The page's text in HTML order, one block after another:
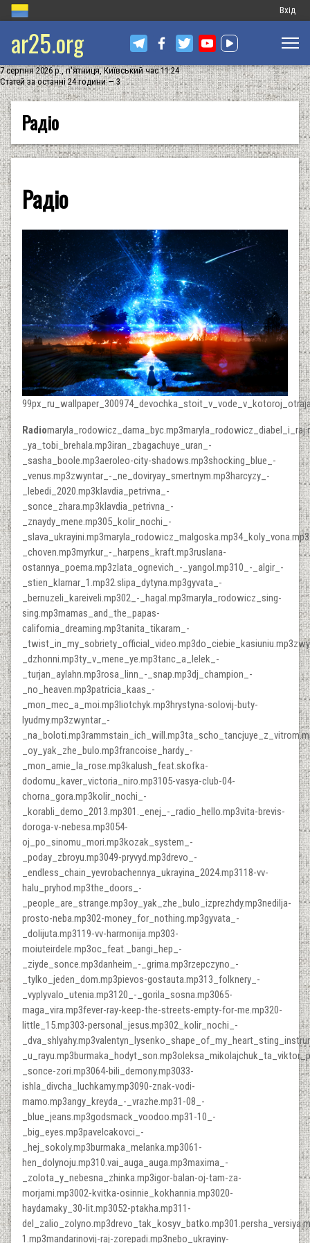
Меню
запису
Вхід
ar25.org
7 серпня 2026 р., п'ятниця, Київський час 11:24
Статей за останні 24 години — 3
Радіо
Радіо
Radio
_ya_tobi_brehala.mp3iran_zbagachuye_uran_-
_sasha_boole.mp3aeroleo-city-shadows.mp3shocking_blue_-
_venus.mp3zwyntar_-_ne_doviryay_smertnym.mp3harcyzy_-
_lebedi_2020.mp3klavdia_petrivna_-
_sonce_zhara.mp3klavdia_petrivna_-
_znaydy_mene.mp305_kolir_nochi_-
_choven.mp3myrkur_-_harpens_kraft.mp3ruslana-
ostannya_poema.mp3zlata_ognevich_-_yangol.mp310_-_algir_-
_stien_klarnar_1.mp32.slipa_dytyna.mp3gyvata_-
_bernuzeli_kareiveli.mp302_-_hagal.mp3maryla_rodowicz_sing-
sing.mp3mamas_and_the_papas-
california_dreaming.mp3tanita_tikaram_-
_dzhonni.mp3ty_v_mene_ye.mp3tanc_a_lelek_-
_turjan_aylahn.mp3rosa_linn_-_snap.mp3dj_champion_-
_no_heaven.mp3patricia_kaas_-
_mon_mec_a_moi.mp3liotchyk.mp3hrystyna-solovij-buty-
lyudmy.mp3zwyntar_-
_oy_yak_zhe_bulo.mp3francoise_hardy_-
_mon_amie_la_rose.mp3kalush_feat.skofka-
dodomu_kaver_victoria_niro.mp3105-vasya-club-04-
chorna_gora.mp3kolir_nochi_-
_korabli_demo_2013.mp301._enej_-_radio_hello.mp3vita-brevis-
doroga-v-nebesa.mp3054-
oj_po_sinomu_mori.mp3kozak_system_-
_poday_zbroyu.mp3049-pryvyd.mp3drevo_-
_endless_chain_yevrobachennya_ukrayina_2024.mp3118-vv-
halu_pryhod.mp3the_doors_-
_people_are_strange.mp3oy_yak_zhe_bulo_izprezhdy.mp3nedilja-
prosto-neba.mp302-money_for_nothing.mp3gyvata_-
_dolijuta.mp3119-vv-harmonija.mp303-
moiuteirdele.mp3oc_feat._bangi_hep_-
_ziyde_sonce.mp3danheim_-_grima.mp3rzepczyno_-
_tylko_jeden_dom.mp3pievos-gostauta.mp313_folknery_-
_vyplyvalo_utenia.mp3120_-_gorila_sosna.mp3065-
maga_vira.mp3fever-ray-keep-the-streets-empty-for-me.mp320-
little_15.mp303-personal_jesus.mp302_kolir_nochi_-
_sonce-zori.mp3064-bili_demony.mp3033-
ishla_divcha_luchkamy.mp3090-znak-vodi-
mamo.mp3angy_kreyda_-_vrazhe.mp31-08_-
_blue_jeans.mp3godsmack_voodoo.mp31-10_-
_big_eyes.mp3pavelcakovci_-
_hej_sokoly.mp3burmaka_melanka.mp3061-
hen_dolynoju.mp310.vai_auga_auga.mp3maxima_-
_zolota_y_nebesna_zhinka.mp3igor-balan-oj-tam-za-
morjami.mp3002-kvitka-osinnie_kokhannia.mp3020-
haydamaky_30-lit.mp3052-ptakha.mp311-
1.mp3mandarinovij-raj-zorepadi.mp3nebo_ukrayiny-